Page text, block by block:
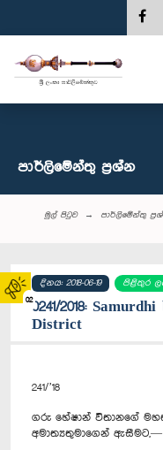
02
පාර්ලි‌මේන්තු‌ ප්‍රශ්න
මුල් පිටුව පාර්ලි‌මේන්තු‌
දිනය: 2018-06-19 පිළිතුර
0241/2018:
District
241/’18
ගරු හේෂාන් විතානගේ
අමාත්‍යතුමාගෙන් ඇසීමට,—